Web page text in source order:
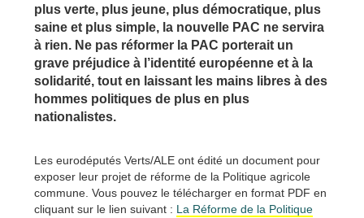
plus verte, plus jeune, plus démocratique, plus
saine et plus simple, la nouvelle PAC ne servira
à rien. Ne pas réformer la PAC porterait un
grave préjudice à l’identité européenne et à la
solidarité, tout en laissant les mains libres à des
hommes politiques de plus en plus
nationalistes.
Les eurodéputés Verts/ALE ont édité un document pour
exposer leur projet de réforme de la Politique agricole
commune. Vous pouvez le télécharger en format PDF en
cliquant sur le lien suivant : La Réforme de la Politique